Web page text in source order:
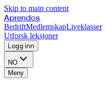
Skip to main content
Aprendos
BedriftMedlemskapLiveklasser
Utforsk leksjoner
Logg inn
NO
Meny